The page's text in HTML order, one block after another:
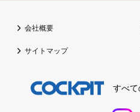
会社概要
サイトマップ
すべて